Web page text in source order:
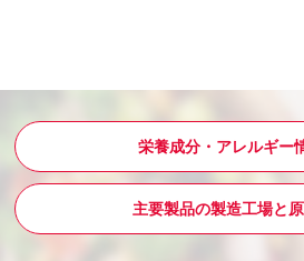
栄養成分・アレルギー
主要製品の製造工場と